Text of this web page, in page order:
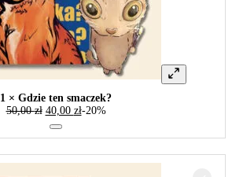
1 × Gdzie ten smaczek?
50,00zł 40,00 zł-20%